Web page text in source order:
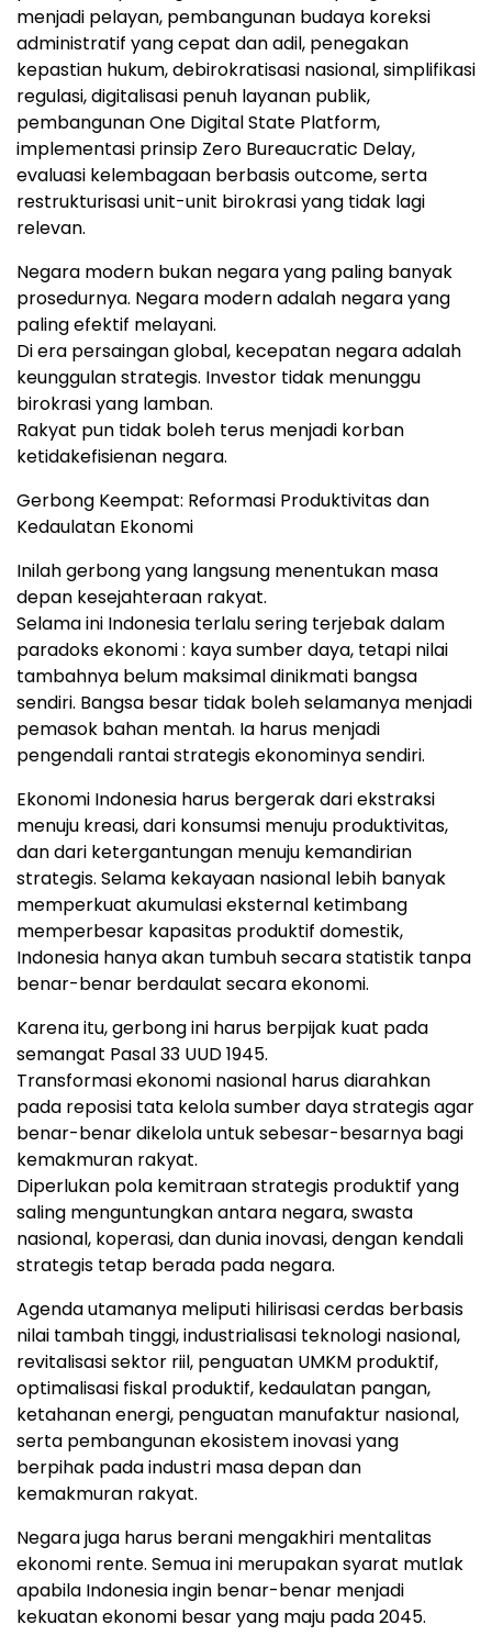
menjadi pelayan, pembangunan budaya koreksi
administratif yang cepat dan adil, penegakan
kepastian hukum, debirokratisasi nasional, simplifikasi
regulasi, digitalisasi penuh layanan publik,
pembangunan One Digital State Platform,
implementasi prinsip Zero Bureaucratic Delay,
evaluasi kelembagaan berbasis outcome, serta
restrukturisasi unit-unit birokrasi yang tidak lagi
relevan.
Negara modern bukan negara yang paling banyak
prosedurnya. Negara modern adalah negara yang
paling efektif melayani.
Di era persaingan global, kecepatan negara adalah
keunggulan strategis. Investor tidak menunggu
birokrasi yang lamban.
Rakyat pun tidak boleh terus menjadi korban
ketidakefisienan negara.
Gerbong Keempat: Reformasi Produktivitas dan
Kedaulatan Ekonomi
Inilah gerbong yang langsung menentukan masa
depan kesejahteraan rakyat.
Selama ini Indonesia terlalu sering terjebak dalam
paradoks ekonomi : kaya sumber daya, tetapi nilai
tambahnya belum maksimal dinikmati bangsa
sendiri. Bangsa besar tidak boleh selamanya menjadi
pemasok bahan mentah. Ia harus menjadi
pengendali rantai strategis ekonominya sendiri.
Ekonomi Indonesia harus bergerak dari ekstraksi
menuju kreasi, dari konsumsi menuju produktivitas,
dan dari ketergantungan menuju kemandirian
strategis. Selama kekayaan nasional lebih banyak
memperkuat akumulasi eksternal ketimbang
memperbesar kapasitas produktif domestik,
Indonesia hanya akan tumbuh secara statistik tanpa
benar-benar berdaulat secara ekonomi.
Karena itu, gerbong ini harus berpijak kuat pada
semangat Pasal 33 UUD 1945.
Transformasi ekonomi nasional harus diarahkan
pada reposisi tata kelola sumber daya strategis agar
benar-benar dikelola untuk sebesar-besarnya bagi
kemakmuran rakyat.
Diperlukan pola kemitraan strategis produktif yang
saling menguntungkan antara negara, swasta
nasional, koperasi, dan dunia inovasi, dengan kendali
strategis tetap berada pada negara.
Agenda utamanya meliputi hilirisasi cerdas berbasis
nilai tambah tinggi, industrialisasi teknologi nasional,
revitalisasi sektor riil, penguatan UMKM produktif,
optimalisasi fiskal produktif, kedaulatan pangan,
ketahanan energi, penguatan manufaktur nasional,
serta pembangunan ekosistem inovasi yang
berpihak pada industri masa depan dan
kemakmuran rakyat.
Negara juga harus berani mengakhiri mentalitas
ekonomi rente. Semua ini merupakan syarat mutlak
apabila Indonesia ingin benar-benar menjadi
kekuatan ekonomi besar yang maju pada 2045.